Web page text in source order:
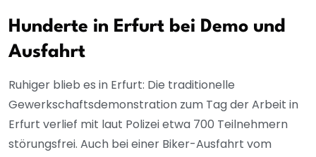
Hunderte in Erfurt bei Demo und
Ausfahrt
Ruhiger blieb es in Erfurt: Die traditionelle
Gewerkschaftsdemonstration zum Tag der Arbeit in
Erfurt verlief mit laut Polizei etwa 700 Teilnehmern
störungsfrei. Auch bei einer Biker-Ausfahrt vom